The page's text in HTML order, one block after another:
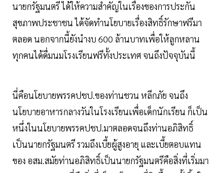
นายกรัฐมนตรี ได้ให้ความสำคัญในเรื่องของการประกัน
สุขภาพประชาชน ได้จัดทำนโยบายเรื่องสิทธิ์รักษาฟรีมา
ตลอด นอกจากนี้ยังนำงบ 600 ล้านบาทเพื่อให้ลูกหลาน
ทุกคนได้ดื่มนมโรงเรียนฟรีทั้งประเทศ จนถึงปัจจุบันนี้
นี่คือนโยบายพรรคปชป.ของท่านชวน หลีกภัย จนถึง
นโยบายอาหารกลางวันในโรงเรียนเพื่อเด็กนักเรียน ก็เป็น
หนึ่งในนโยบายพรรคปชป.มาตลอดจนถึงท่านอภิสิทธิ์
เป็นนายกรัฐมนตรี รวมถึงเบี้ยผู้สูงอายุ และเบี้ยตอบแทน
ของ อสม.สมัยท่านอภิสิทธิ์เป็นนายกรัฐมนตรีคือสิ่งที่เริ่มมา